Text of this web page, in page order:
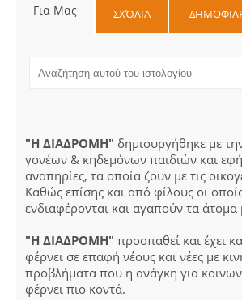
Για Μας ΣΧΌΛΙΑ
"Η ΔΙΑΔΡΟΜΗ" δημιουργήθηκε με
γονέων & κηδεμόνων παιδιών και
αναπηρίες, τα οποία ζουν με τις
Καθώς επίσης και από φίλους οι
ενδιαφέρονται και αγαπούν τα άτομα
"Η ΔΙΑΔΡΟΜΗ" προσπαθεί και έχει
φέρνει σε επαφή νέους και νέες με
προβλήματα που η ανάγκη για
φέρνει πιο κοντά.